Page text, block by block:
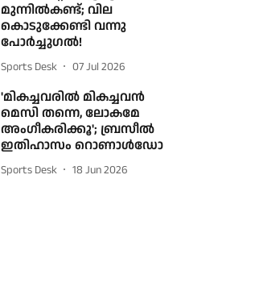
മുന്നിൽകണ്ട്; വില
കൊടുക്കേണ്ടി വന്നു
പോർച്ചുഗൽ!
Sports Desk 07 Jul 2026
'മികച്ചവരിൽ മികച്ചവൻ
മെസി തന്നെ, ലോകമേ
അംഗീകരിക്കൂ'; ബ്രസീൽ
ഇതിഹാസം റൊണാൾഡോ
Sports Desk 18 Jun 2026